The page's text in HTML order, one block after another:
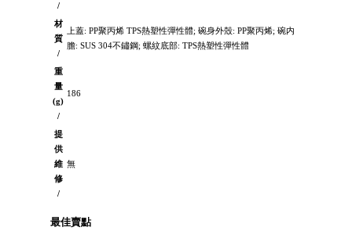
/
材
質
/
上蓋: PP聚丙烯 TPS熱塑性彈性體; 碗身外殼: PP聚丙烯; 碗内
膽: SUS 304不鏽鋼; 螺紋底部: TPS熱塑性彈性體
重
量
(g)
/
186
提
供
維
修
/
無
最佳賣點